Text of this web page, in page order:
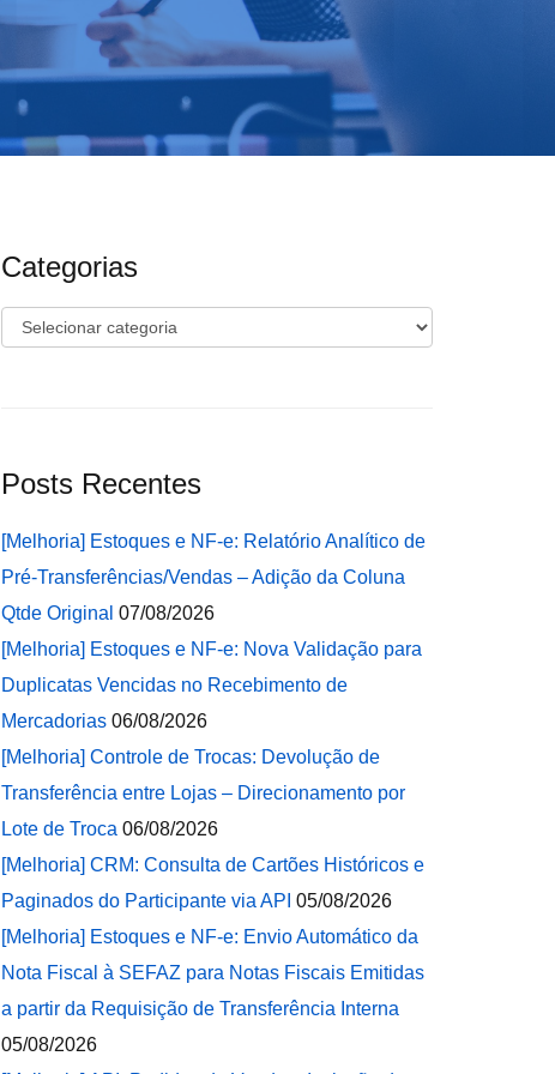
Categorias
Categorias
Posts Recentes
[Melhoria] Estoques e NF-e: Relatório Analítico de
Pré-Transferências/Vendas – Adição da Coluna
Qtde Original 07/08/2026
[Melhoria] Estoques e NF-e: Nova Validação para
Duplicatas Vencidas no Recebimento de
Mercadorias 06/08/2026
[Melhoria] Controle de Trocas: Devolução de
Transferência entre Lojas – Direcionamento por
Lote de Troca 06/08/2026
[Melhoria] CRM: Consulta de Cartões Históricos e
Paginados do Participante via API 05/08/2026
[Melhoria] Estoques e NF-e: Envio Automático da
Nota Fiscal à SEFAZ para Notas Fiscais Emitidas
a partir da Requisição de Transferência Interna
05/08/2026